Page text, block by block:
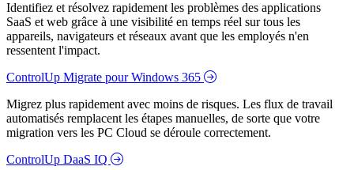
Identifiez et résolvez rapidement les problèmes des applications
SaaS et web grâce à une visibilité en temps réel sur tous les
appareils, navigateurs et réseaux avant que les employés n'en
ressentent l'impact.
ControlUp Migrate pour Windows 365
Migrez plus rapidement avec moins de risques. Les flux de travail
automatisés remplacent les étapes manuelles, de sorte que votre
migration vers les PC Cloud se déroule correctement.
ControlUp DaaS IQ